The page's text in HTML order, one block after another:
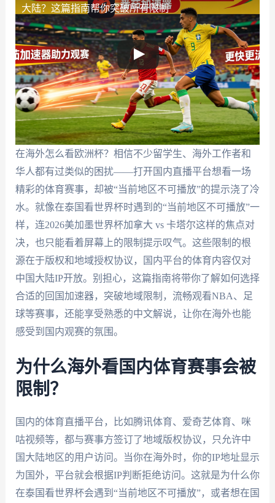
大陆？这篇指南帮你突破所有限制
在海外怎么看欧洲杯？相信不少留学生、海外工作者和
华人都有过类似的困扰——打开国内直播平台想看一场
精彩的体育赛事，却被“当前地区不可播放”的提示浇了冷
水。就像在泰国看世界杯时遇到的“当前地区不可播放”一
样，连2026美加墨世界杯加拿大 vs 卡塔尔这样的焦点对
决，也只能看着屏幕上的限制提示叹气。这些限制的根
源在于版权和地域授权协议，国内平台的体育内容仅对
中国大陆IP开放。别担心，这篇指南将带你了解如何选择
合适的回国加速器，突破地域限制，流畅观看NBA、足
球等赛事，还能享受熟悉的中文解说，让你在海外也能
感受到国内观赛的氛围。
为什么海外看国内体育赛事会被
限制？
国内的体育直播平台，比如腾讯体育、爱奇艺体育、咪
咕视频等，都与赛事方签订了地域版权协议，只允许中
国大陆地区的用户访问。当你在海外时，你的IP地址显示
为国外，平台就会根据IP判断拒绝访问。这就是为什么你
在泰国看世界杯会遇到“当前地区不可播放”，或者想在国